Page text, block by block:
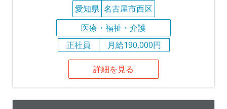
愛知県 名古屋市西区
医療・福祉・介護
正社員
月給190,000円
詳細を見る